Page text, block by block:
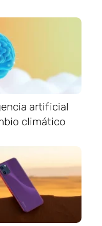
artificial
climático